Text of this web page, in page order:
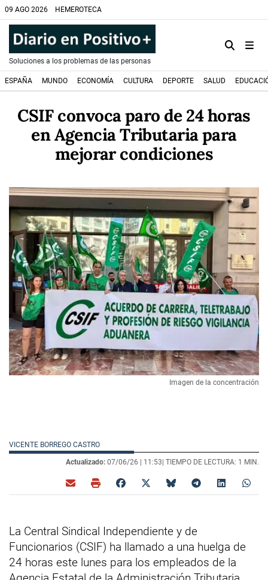
09 AGO 2026 HEMEROTECA
Soluciones a los problemas de las personas
ESPAÑA MUNDO ECONOMÍA CULTURA DEPORTE SALUD
CSIF convoca paro de 24 horas
en Agencia Tributaria para
mejorar condiciones
Imagen de la concentración
VICENTE BORREGO CASTRO
Actualizado: 07/06/26 | 11:53| TIEMPO DE LECTURA: 1 MIN.
La Central Sindical Independiente y de
Funcionarios (CSIF) ha llamado a una huelga de
24 horas este lunes para los empleados de la